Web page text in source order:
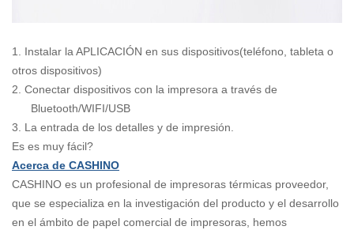
1.
Instalar la APLICACIÓN en sus dispositivos(teléfono, tableta o
otros dispositivos)
2. Conectar dispositivos con la impresora a través de
Bluetooth/WIFI/USB
3.
La entrada de los detalles y de impresión.
Es es muy fácil?
Acerca de CASHINO
CASHINO es un profesional de impresoras térmicas proveedor,
que se especializa en la investigación del producto y el desarrollo
en el ámbito de papel comercial de impresoras, hemos